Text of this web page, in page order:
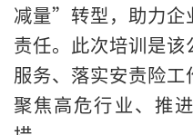
减量”转型，助力企
责任。此次培训是
服务、落实安责险
聚焦高危行业、推